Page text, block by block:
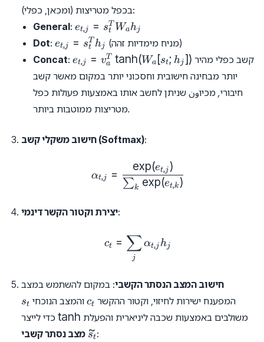
בכפל מטריצות (ומכאן, כפלי):
General: e_{t,
j} =
s_t^T
W_a
h_j
et,j = st
T Wahj
Dot: e_{t,
j} =
s_t^T
h_j
et,j = st
T hj
(מניח מימדיות זהה)
Concat: e_{t, j} =
v_a^T
\tanh(W_a
[s_t; h_j])
et,j = va
T tanh(Wa [st; hj ]) קשב כפלי מהיר
יותר מבחינה חישובית וחסכוני יותר במקום מאשר קשב
חיבורי, מכיוون שניתן לחשב אותו באמצעות פעולות כפל
מטריצות ממוטבות ביותר.
חישוב משקלי קשב (Softmax):
\alpha_{t, j} =
αt,j =
∑k exp(et,k)
exp(et,j )
יצירת וקטור הקשר דינמי:
c_t = \sum_j \alpha_{t, j}
ct =
j
∑αt,j hj
חישוב המצב הנסתר הקשבי: במקום להשתמש במצב
המפענח ישירות לחיזוי, וקטור ההקשר
c_t
ct והמצב הנוכחי
s_t
st
משולבים באמצעות שכבה ליניארית והפעלת
\tanh
tanh
כדי לייצר
מצב נסתר קשבי \tilde{s}_t
s
~
t: